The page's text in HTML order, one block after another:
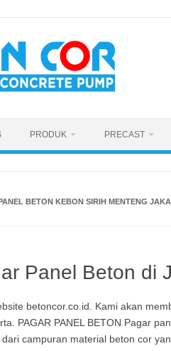
PRODUK PRECAST
BETON KEBON SIRIH MENTENG
Panel Beton di
betoncor.co.id. Kami akan
PAGAR PANEL BETON Pagar
campuran material beton cor